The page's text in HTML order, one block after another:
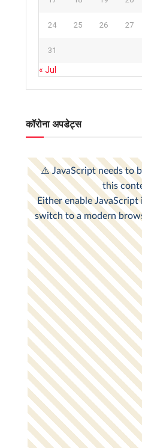
24 25 26 27
31
« Jul
कॉरोना अपडेट्स